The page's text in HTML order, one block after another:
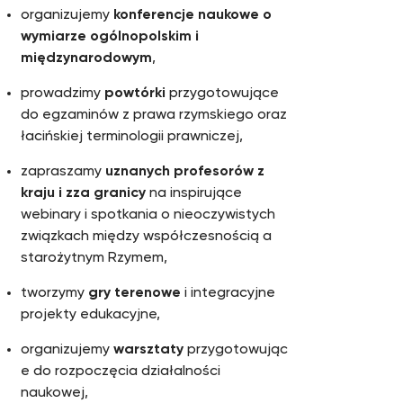
organizujemy konferencje naukowe o
wymiarze ogólnopolskim i
międzynarodowym,
prowadzimy powtórkiprzygotowujące
do egzaminów z prawa rzymskiego oraz
łacińskiej terminologii prawniczej,
zapraszamy uznanych profesorów z
kraju i zza granicyna inspirujące
webinary i spotkania o nieoczywistych
związkach między współczesnością a
starożytnym Rzymem,
tworzymy gry terenowei integracyjne
projekty edukacyjne,
organizujemywarsztaty przygotowując
e do rozpoczęcia działalności
naukowej,